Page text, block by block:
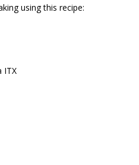
using this recipe:
ITX